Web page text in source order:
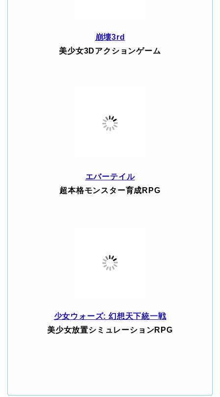
崩壊3rd
美少女3Dアクションゲーム
エバーテイル
超本格モンスター育成RPG
少女ウォーズ: 幻想天下統一戦
美少女放置シミュレーションRPG